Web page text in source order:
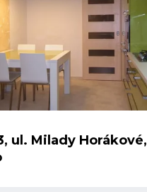
ul. Milady Horákové,